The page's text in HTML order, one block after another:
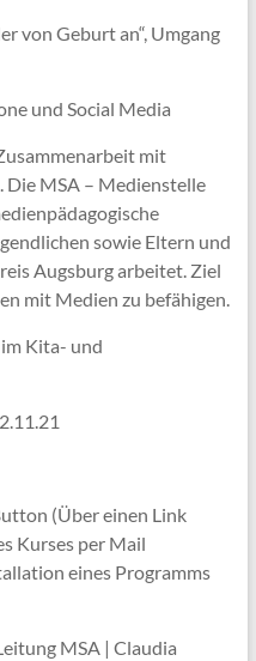
von Geburt an“, Umgang
und Social Media
mit
Die MSA – Medienstelle
sowie Eltern und
Augsburg arbeitet. Ziel
mit Medien zu befähigen.
Kita- und
(Über einen Link
Kurses per Mail
eines Programms
MSA | Claudia